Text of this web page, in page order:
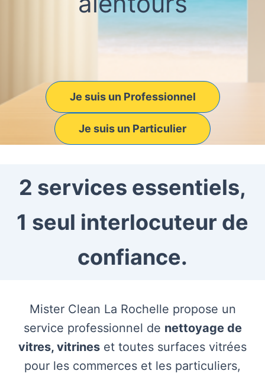
Je suis un Professionnel
Je suis un Particulier
2 services essentiels,
1 seul interlocuteur de
confiance.
Mister Clean La Rochelle propose un
service professionnel de nettoyage de
vitres, vitrines et toutes surfaces vitrées
pour les commerces et les particuliers,